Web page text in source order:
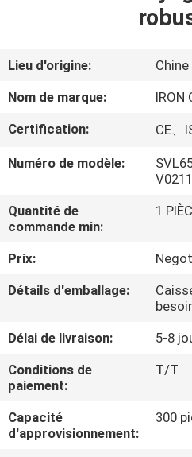
SHOW
PROPOS
DE
D'USINE
DE
LA
Lieu d'origine:
Chine
Nom de marque:
IRON
Certification:
CE、
Numéro de modèle:
Quantité de
commande min:
1
Prix:
Détails d'emballage:
Délai de livraison:
5-8
Conditions de
paiement:
T/T
Capacité
d'approvisionnement:
300